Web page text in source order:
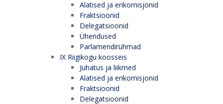
Alatised ja erikomisjonid
Fraktsioonid
Delegatsioonid
Ühendused
Parlamendirühmad
IX Riigikogu koosseis
Juhatus ja liikmed
Alatised ja erikomisjonid
Fraktsioonid
Delegatsioonid